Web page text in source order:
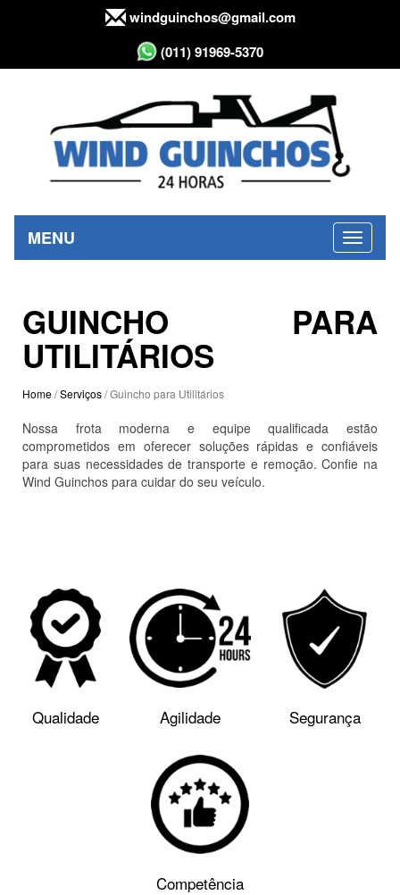
windguinchos@gmail.com
(011) 91969-5370
MENU
GUINCHO PARA
UTILITÁRIOS
Home/Serviços/ Guincho para Utilitários
Nossa frota moderna e equipe qualificada estão
comprometidos em oferecer soluções rápidas e confiáveis
para suas necessidades de transporte e remoção. Confie na
Wind Guinchos para cuidar do seu veículo.
Qualidade Agilidade Segurança
Competência